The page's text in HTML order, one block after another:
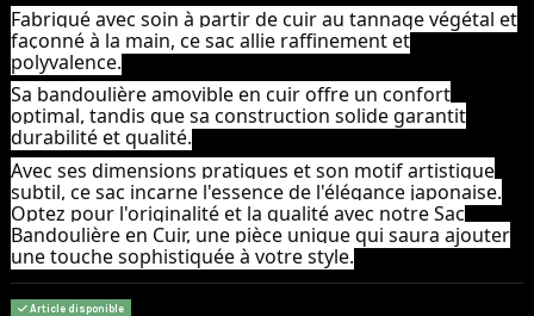
Fabriqué avec soin à partir de cuir au tannage végétal et
façonné à la main, ce sac allie raffinement et
polyvalence.
Sa bandoulière amovible en cuir offre un confort
optimal, tandis que sa construction solide garantit
durabilité et qualité.
Avec ses dimensions pratiques et son motif artistique
subtil, ce sac incarne l'essence de l'élégance japonaise.
Optez pour l'originalité et la qualité avec notre Sac
Bandoulière en Cuir, une pièce unique qui saura ajouter
une touche sophistiquée à votre style.
Article disponible